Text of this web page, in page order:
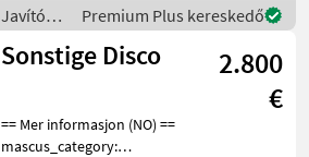
en.landbrukssalg.no/6625
for more images Descri
Javítókészletek
és
alkatrészek
Premium Plus kereskedő
Sonstige Disco
2.800
€
== Mer informasjon (NO) ==
mascus_category: